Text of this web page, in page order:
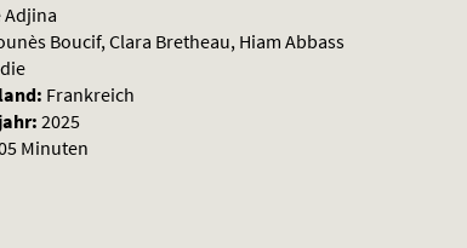
Adjina
Boucif, Clara Bretheau, Hiam Abbass
Frankreich
2025
Minuten